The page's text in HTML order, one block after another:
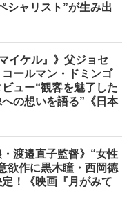
シャリスト”が生み出
イケル』》父ジョセ
ールマン・ドミンゴ
ュー“観客を魅了した
の想いを語る”《日本
・渡邉直子監督》“女性
欲作に黒木瞳・西岡德
！《映画『月がみて